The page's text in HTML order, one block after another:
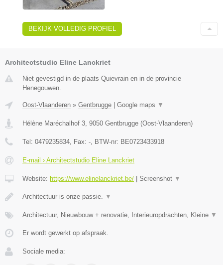
BEKIJK VOLLEDIG PROFIEL
Architectstudio Eline Lanckriet
Niet gevestigd in de plaats Quievrain en in de provincie
Henegouwen.
Oost-Vlaanderen » Gentbrugge Google maps ▼
Hélène Maréchalhof 3, 9050 Gentbrugge (Oost-Vlaanderen)
Tel: 0479235834, Fax: -, BTW-nr: BE0723433918
E-mail › Architectstudio Eline Lanckriet
Website: https://www.elinelanckriet.be/ Screenshot ▼
Architectuur is onze passie. ▼
Architectuur, Nieuwbouw + renovatie, Interieuropdrachten, Kleine ▼
Er wordt gewerkt op afspraak.
Sociale media: